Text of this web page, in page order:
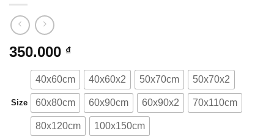
350.000 ₫
Size
40x60cm 40x60x2 50x70cm 50x70x2
60x80cm 60x90cm 60x90x2 70x110cm
80x120cm 100x150cm